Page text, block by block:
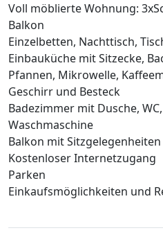
Voll möblierte Wohnung:
Balkon
Einzelbetten, Nachttisch,
Einbauküche mit Sitzecke,
Pfannen, Mikrowelle,
Geschirr und Besteck
Badezimmer mit Dusche,
Waschmaschine
Balkon mit Sitzgelegenheiten
Kostenloser Internetzugang
Parken
Einkaufsmöglichkeiten und